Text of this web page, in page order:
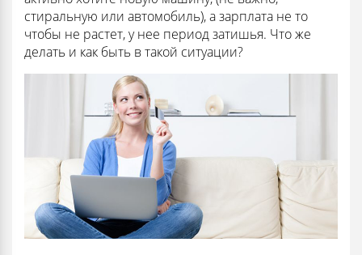
стиральную или автомобиль), а зарплата не то
чтобы не растет, у нее период затишья. Что же
делать и как быть в такой ситуации?